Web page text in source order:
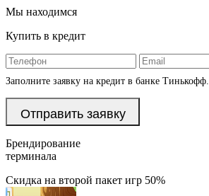
Мы находимся
Купить в кредит
Заполните заявку на кредит в банке Тинькофф.
Брендирование
терминала
Скидка на второй пакет игр 50%